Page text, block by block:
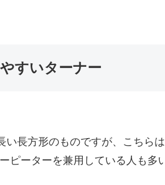
すいターナー
長方形のものですが、こちら
ピーターを兼用している人も